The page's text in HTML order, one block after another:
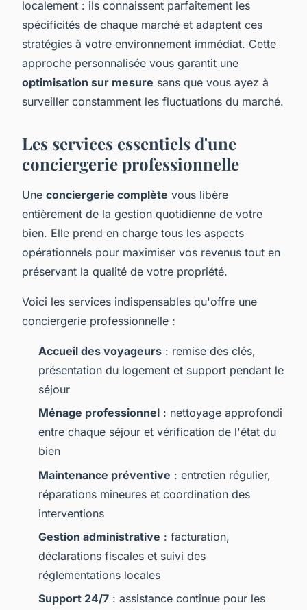
localement : ils connaissent parfaitement les
spécificités de chaque marché et adaptent ces
stratégies à votre environnement immédiat. Cette
approche personnalisée vous garantit une
optimisation sur mesure sans que vous ayez à
surveiller constamment les fluctuations du marché.
Les services essentiels d'une
conciergerie professionnelle
Une conciergerie complète vous libère
entièrement de la gestion quotidienne de votre
bien. Elle prend en charge tous les aspects
opérationnels pour maximiser vos revenus tout en
préservant la qualité de votre propriété.
Voici les services indispensables qu'offre une
conciergerie professionnelle :
Accueil des voyageurs : remise des clés,
présentation du logement et support pendant le
séjour
Ménage professionnel : nettoyage approfondi
entre chaque séjour et vérification de l'état du
bien
Maintenance préventive : entretien régulier,
réparations mineures et coordination des
interventions
Gestion administrative : facturation,
déclarations fiscales et suivi des
réglementations locales
Support 24/7 : assistance continue pour les